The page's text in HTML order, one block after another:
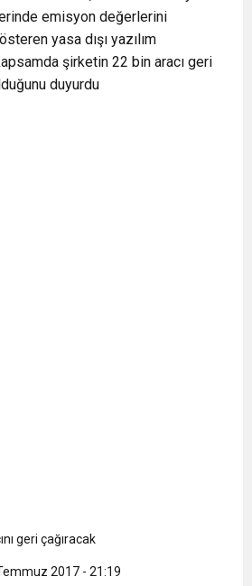
seviyesi yeşil çaydan
Abdullah Uzunalioğlu‘nun
emisyon değerlerini
yasa dışı yazılım
şirketin 22 bin aracı geri
duyurdu
2017 - 21:19